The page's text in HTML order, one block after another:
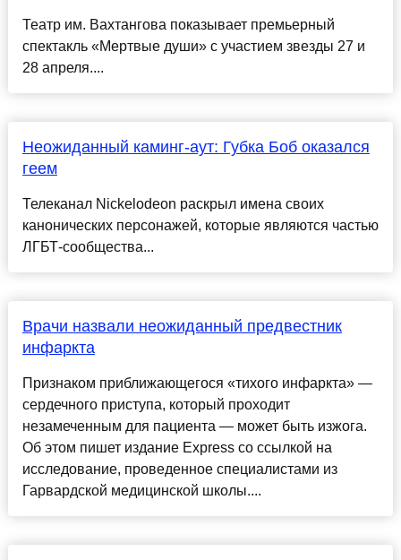
Театр им. Вахтангова показывает премьерный
спектакль «Мертвые души» с участием звезды 27 и
28 апреля....
Неожиданный каминг-аут: Губка Боб оказался
геем
Телеканал Nickelodeon раскрыл имена своих
канонических персонажей, которые являются частью
ЛГБТ-сообщества...
Врачи назвали неожиданный предвестник
инфаркта
Признаком приближающегося «тихого инфаркта» —
сердечного приступа, который проходит
незамеченным для пациента — может быть изжога.
Об этом пишет издание Express со ссылкой на
исследование, проведенное специалистами из
Гарвардской медицинской школы....